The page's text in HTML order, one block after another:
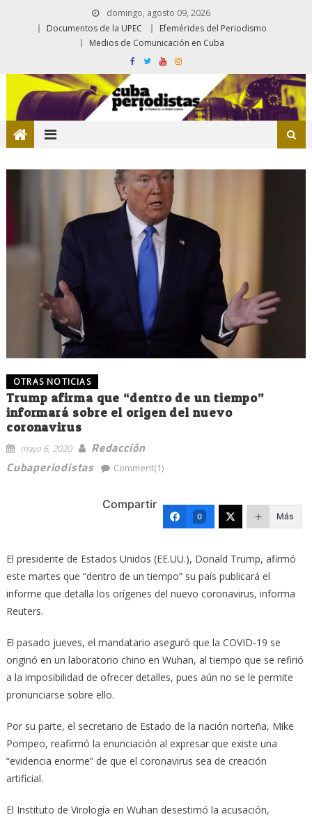
domingo, agosto 09, 2026
Documentos de la UPEC
Efemérides del Periodismo
Medios de Comunicación en Cuba
OTRAS NOTICIAS
Trump afirma que “dentro de un tiempo”
informará sobre el origen del nuevo
coronavirus
mayo 6, 2020
Redacción
Cubaperiodistas
Comment(1)
Compartir
0 Más
El presidente de Estados Unidos (EE.UU.), Donald Trump, afirmó
este martes que “dentro de un tiempo” su país publicará el
informe que detalla los orígenes del nuevo coronavirus, informa
Reuters.
El pasado jueves, el mandatario aseguró que la COVID-19 se
originó en un laboratorio chino en Wuhan, al tiempo que se refirió
a la imposibilidad de ofrecer detalles, pues aún no se le permite
pronunciarse sobre ello.
Por su parte, el secretario de Estado de la nación norteña, Mike
Pompeo, reafirmó la enunciación al expresar que existe una
“evidencia enorme” de que el coronavirus sea de creación
artificial.
El Instituto de Virología en Wuhan desestimó la acusación,